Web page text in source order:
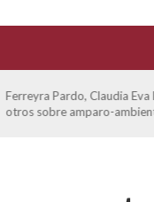
Ferreyra Pardo, Claudia
otros sobre amparo-